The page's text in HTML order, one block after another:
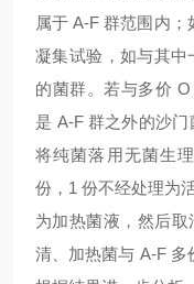
属于 A-F 群范围内
凝集试验，如与其中
的菌群。若与多价 O
是 A-F 群之外的沙
将纯菌落用无菌生
份，1 份不经处理为
为加热菌液，然后
清、加热菌与 A-F 多